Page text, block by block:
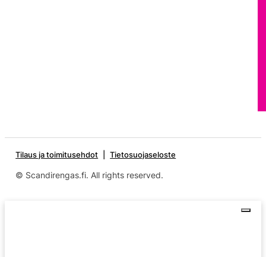
Tilaus ja toimitusehdot Tietosuojaseloste
© Scandirengas.fi. All rights reserved.